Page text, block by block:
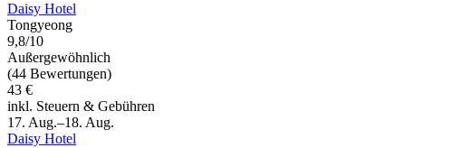
Daisy Hotel
Tongyeong
9,8/10
Außergewöhnlich
(44 Bewertungen)
43 €
inkl. Steuern & Gebühren
17. Aug.–18. Aug.
Daisy Hotel